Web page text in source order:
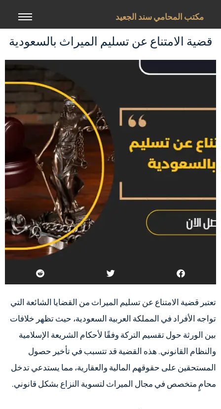
مكتب المحامي سند الجعيد
قضية الامتناع عن تسليم الميراث بالسعودية
تعتبر قضية الامتناع عن تسليم الميراث من القضايا الشائعة التي
تواجه الأفراد في المملكة العربية السعودية، حيث تظهر خلافات
بين الورثة حول تقسيم التركة وفقًا لأحكام الشريعة الإسلامية
والنظام القانوني. هذه القضية قد تتسبب في تأخير حصول
المستحقين على حقوقهم المالية والعقارية، مما يستدعي تدخل
محامٍ متخصص في مجال الميراث لتسوية النزاع بشكل قانوني.